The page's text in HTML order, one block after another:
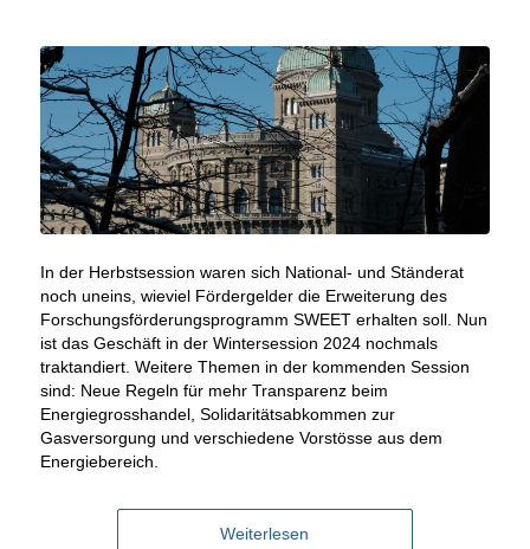
In der Herbstsession waren sich National- und Ständerat
noch uneins, wieviel Fördergelder die Erweiterung des
Forschungsförderungsprogramm SWEET erhalten soll. Nun
ist das Geschäft in der Wintersession 2024 nochmals
traktandiert. Weitere Themen in der kommenden Session
sind: Neue Regeln für mehr Transparenz beim
Energiegrosshandel, Solidaritätsabkommen zur
Gasversorgung und verschiedene Vorstösse aus dem
Energiebereich.
Weiterlesen